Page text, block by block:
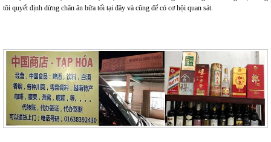
tôi quyết định dừng chân ăn bữa tối tại đây và cũng để có cơ hội quan sát.